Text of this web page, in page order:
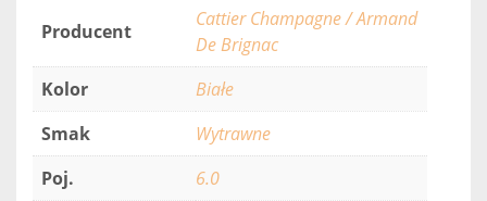
Producent
Cattier Champagne / Armand
De Brignac
Kolor
Białe
Smak
Wytrawne
Poj.
6.0